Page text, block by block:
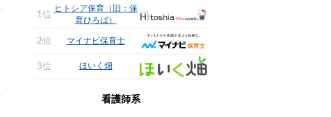
1位
ヒトシア保育（旧：保
育ひろば）
2位 マイナビ保育士
3位 ほいく畑
看護師系